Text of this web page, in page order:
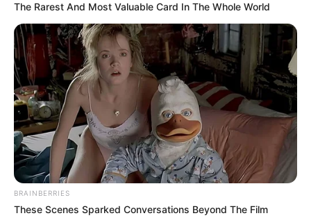
TEMAS DESTACADOS
RECIBO DEL AGUA
LOCALIDAD DE USAQUÉN
CUNDINAMARCA
DESAPARECIDOS
CORTES DE LUZ
LOCALIDAD DE ENGATIVÁ
REGIOTRAM DE OCCIDENTE
LOCALIDAD DE SUBA
The Rarest And Most Valuable Card In The Whole World
BRAINBERRIES
These Scenes Sparked Conversations Beyond The Film